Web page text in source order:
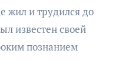
жил и трудился до
известен своей
познанием